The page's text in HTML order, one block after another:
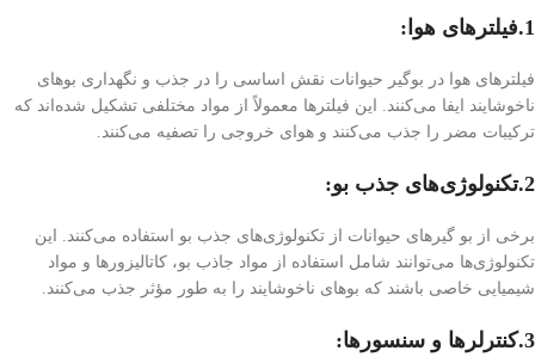
1.فیلترهای هوا:
فیلترهای هوا در بوگیر حیوانات نقش اساسی را در جذب و نگهداری بوهای
ناخوشایند ایفا می‌کنند. این فیلترها معمولاً از مواد مختلفی تشکیل شده‌اند که
ترکیبات مضر را جذب می‌کنند و هوای خروجی را تصفیه می‌کنند.
2.تکنولوژی‌های جذب بو:
برخی از بو گیرهای حیوانات از تکنولوژی‌های جذب بو استفاده می‌کنند. این
تکنولوژی‌ها می‌توانند شامل استفاده از مواد جاذب بو، کاتالیزورها و مواد
شیمیایی خاصی باشند که بوهای ناخوشایند را به طور مؤثر جذب می‌کنند.
3.کنترلرها و سنسورها: